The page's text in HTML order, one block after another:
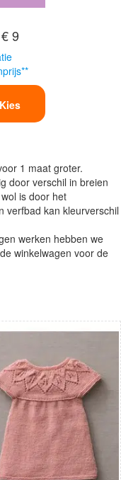
€ 9
Kies
1 maat groter.
door verschil in breien
is door het
verfbad kan kleurverschil
werken hebben we
winkelwagen voor de